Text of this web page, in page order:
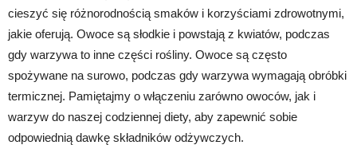
cieszyć się różnorodnością smaków i korzyściami zdrowotnymi,
jakie oferują. Owoce są słodkie i powstają z kwiatów, podczas
gdy warzywa to inne części rośliny. Owoce są często
spożywane na surowo, podczas gdy warzywa wymagają obróbki
termicznej. Pamiętajmy o włączeniu zarówno owoców, jak i
warzyw do naszej codziennej diety, aby zapewnić sobie
odpowiednią dawkę składników odżywczych.